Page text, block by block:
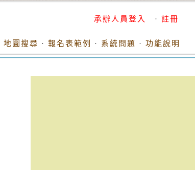
承辦人員登入 · 註冊
地圖搜尋 · 報名表範例 · 系統問題 · 功能說明